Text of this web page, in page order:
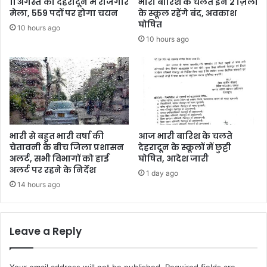
मेला, 559 पदों पर होगा चयन
10 hours ago
के स्कूल रहेंगे बंद, अवकाश
घोषित
10 hours ago
भारी से बहुत भारी वर्षा की
चेतावनी के बीच जिला प्रशासन
अलर्ट, सभी विभागों को हाई
अलर्ट पर रहने के निर्देश
14 hours ago
आज भारी बारिश के चलते
देहरादून के स्कूलों में छुट्टी
घोषित, आदेश जारी
1 day ago
Leave a Reply